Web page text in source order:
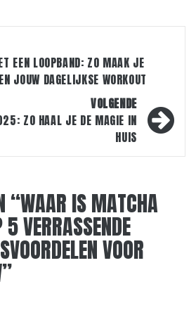
EEN LOOPBAND: ZO MAAK JE
JOUW DAGELIJKSE WORKOUT
VOLGENDE
ZO HAAL JE DE MAGIE IN
HUIS
“WAAR IS MATCHA
5 VERRASSENDE
VOOR
”